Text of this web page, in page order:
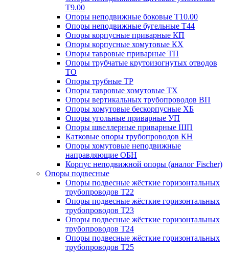
Т9.00
Опоры неподвижные боковые Т10.00
Опоры неподвижные бугельные Т44
Опоры корпусные приварные КП
Опоры корпусные хомутовые КХ
Опоры тавровые приварные ТП
Опоры трубчатые крутоизогнутых отводов
ТО
Опоры трубные ТР
Опоры тавровые хомутовые ТХ
Опоры вертикальных трубопроводов ВП
Опоры хомутовые бескорпусные ХБ
Опоры угольные приварные УП
Опоры швеллерные приварные ШП
Катковые опоры трубопроводов КН
Опоры хомутовые неподвижные
направляющие ОБН
Корпус неподвижной опоры (аналог Fischer)
Опоры подвесные
Опоры подвесные жёсткие горизонтальных
трубопроводов Т22
Опоры подвесные жёсткие горизонтальных
трубопроводов Т23
Опоры подвесные жёсткие горизонтальных
трубопроводов Т24
Опоры подвесные жёсткие горизонтальных
трубопроводов Т25